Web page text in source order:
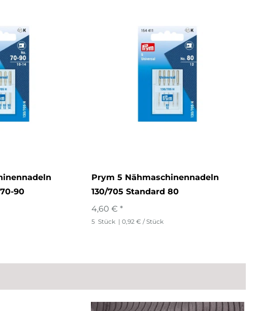
90
Prym 5 Nähmaschinennadeln
130/705 Standard 80
4,60 € *
5 Stück | 0,92 € / Stück